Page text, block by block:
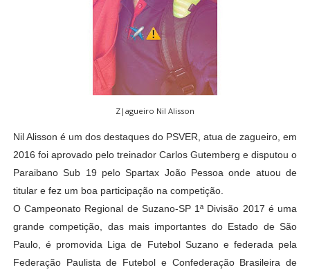
Z|agueiro Nil Alisson
Nil Alisson é um dos destaques do PSVER, atua de zagueiro, em
2016 foi aprovado pelo treinador Carlos Gutemberg e disputou o
Paraibano Sub 19 pelo Spartax João Pessoa onde atuou de
titular e fez um boa participação na competição.
O Campeonato Regional de Suzano-SP 1ª Divisão 2017 é uma
grande competição, das mais importantes do Estado de São
Paulo, é promovida Liga de Futebol Suzano e federada pela
Federação Paulista de Futebol e Confederação Brasileira de